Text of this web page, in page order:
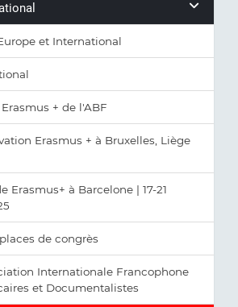
et International
+ de l'ABF
Erasmus + à Bruxelles, Liège
Erasmus+ à Barcelone | 17-21
de congrès
Internationale Francophone
et Documentalistes